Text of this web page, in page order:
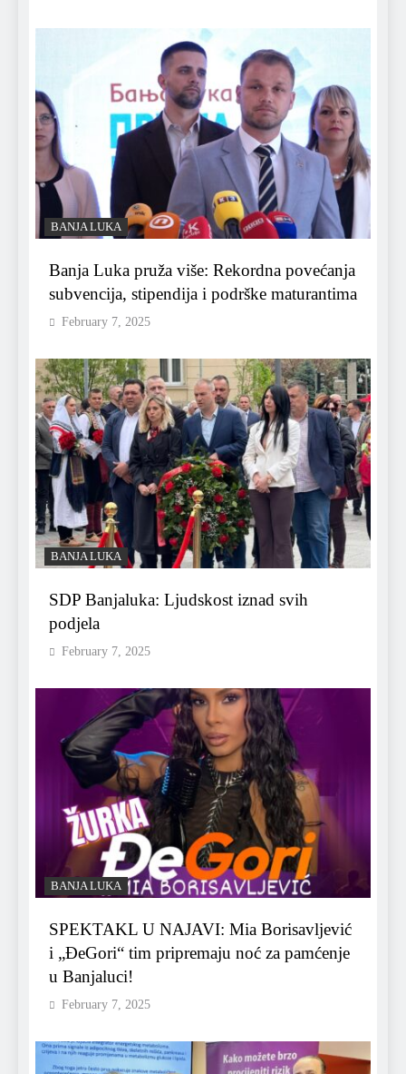
BANJA LUKA
Banja Luka pruža više: Rekordna povećanja
subvencija, stipendija i podrške maturantima
February 7, 2025
BANJA LUKA
SDP Banjaluka: Ljudskost iznad svih
podjela
February 7, 2025
BANJA LUKA
SPEKTAKL U NAJAVI: Mia Borisavljević
i „ĐeGori“ tim pripremaju noć za pamćenje
u Banjaluci!
February 7, 2025